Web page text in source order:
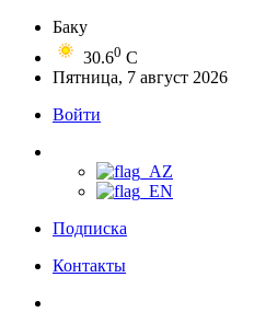
Баку
30.60 C
Пятница, 7 август 2026
Войти
Подписка
Контакты